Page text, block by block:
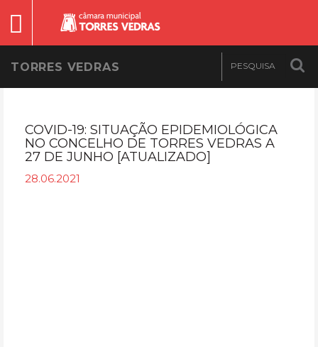
TORRES VEDRAS
COVID-19: SITUAÇÃO EPIDEMIOLÓGICA
NO CONCELHO DE TORRES VEDRAS A
27 DE JUNHO [ATUALIZADO]
28.06.2021